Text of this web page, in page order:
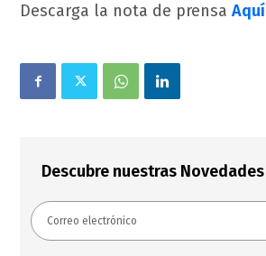
Descarga la nota de prensa Aquí
Descubre nuestras Novedades